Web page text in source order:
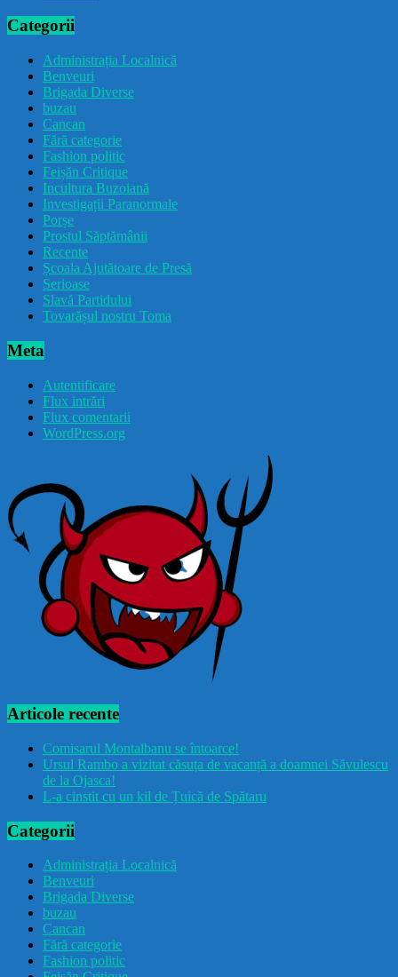
Categorii
Administrația Localnică
Benveuri
Brigada Diverse
buzau
Cancan
Fără categorie
Fashion politic
Feișăn Critique
Incultura Buzoiană
Investigații Paranormale
Porșe
Prostul Săptămânii
Recente
Școala Ajutătoare de Presă
Serioase
Slavă Partidului
Tovarășul nostru Toma
Meta
Autentificare
Flux intrări
Flux comentarii
WordPress.org
Articole recente
Comisarul Montalbanu se întoarce!
Ursul Rambo a vizitat căsuța de vacanță a doamnei Săvulescu
de la Ojasca!
L-a cinstit cu un kil de Țuică de Spătaru
Categorii
Administrația Localnică
Benveuri
Brigada Diverse
buzau
Cancan
Fără categorie
Fashion politic